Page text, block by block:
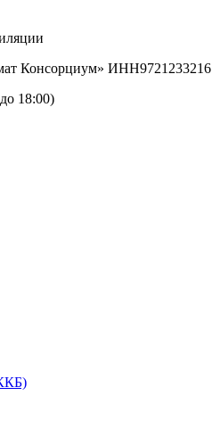
Консорциум» ИНН9721233216
18:00)